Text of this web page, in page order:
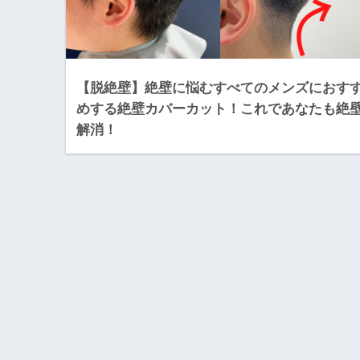
【脱絶壁】絶壁に悩むすべてのメンズにおす
めする絶壁カバーカット！これであなたも絶
解消！